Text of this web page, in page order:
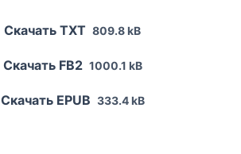
Скачать TXT 809.8 kB
Скачать FB2 1000.1 kB
Скачать EPUB 333.4 kB